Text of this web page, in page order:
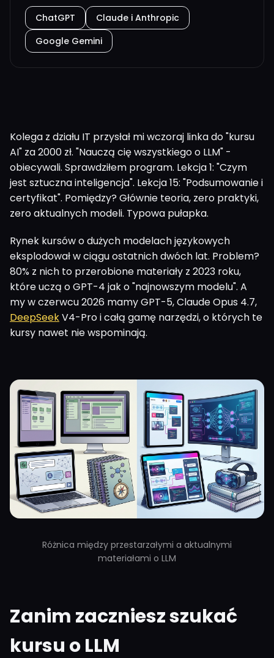
ChatGPT
Claude i Anthropic
Google Gemini
Kolega z działu IT przysłał mi wczoraj linka do "kursu
AI" za 2000 zł. "Nauczą cię wszystkiego o LLM" -
obiecywali. Sprawdziłem program. Lekcja 1: "Czym
jest sztuczna inteligencja". Lekcja 15: "Podsumowanie i
certyfikat". Pomiędzy? Głównie teoria, zero praktyki,
zero aktualnych modeli. Typowa pułapka.
Rynek kursów o dużych modelach językowych
eksplodował w ciągu ostatnich dwóch lat. Problem?
80% z nich to przerobione materiały z 2023 roku,
które uczą o GPT-4 jak o "najnowszym modelu". A
my w czerwcu 2026 mamy GPT-5, Claude Opus 4.7,
DeepSeekV4-Pro i całą gamę narzędzi, o których te
kursy nawet nie wspominają.
Różnica między przestarzałymi a aktualnymi
materiałami o LLM
Zanim zaczniesz szukać
kursu o LLM